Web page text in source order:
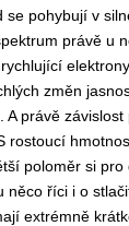
se pohybují v
právě u
změn
A právě
rostoucí
poloměr si pro
něco říci i o
extrémně